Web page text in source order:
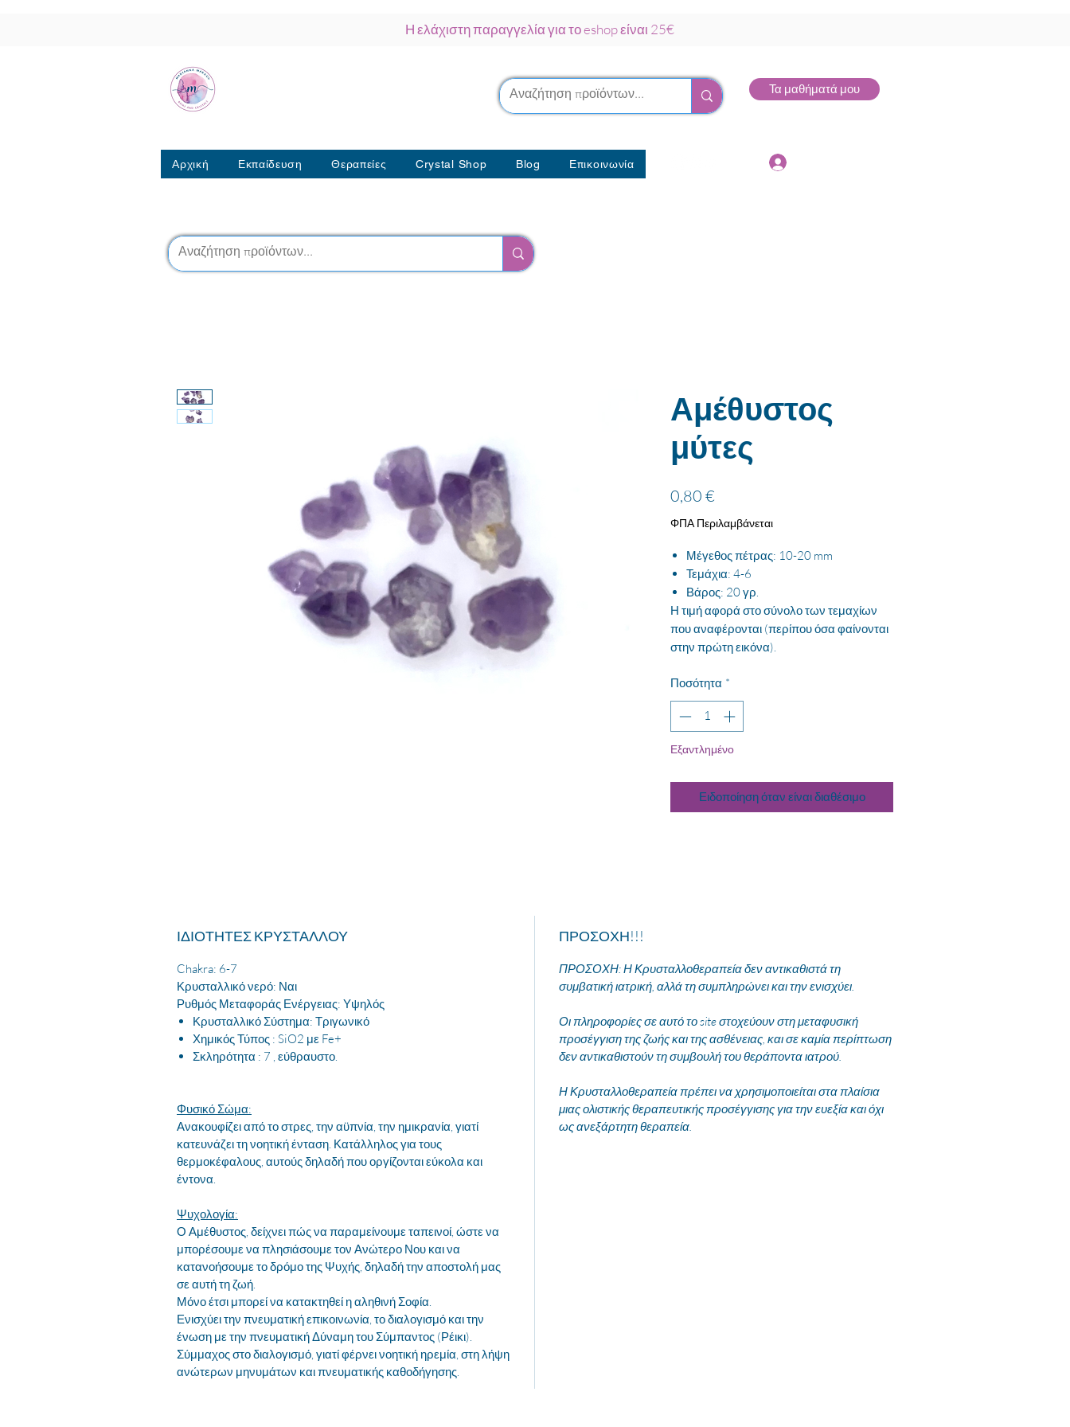
Η ελάχιστη παραγγελία για το eshop είναι 25€
Τα μαθήματά μου
Αρχική Εκπαίδευση Θεραπείες Crystal Shop Blog Επικοινωνία
Αμέθυστος
μύτες
0,80 €
ΦΠΑ Περιλαμβάνεται
Μέγεθος πέτρας: 10-20 mm
Τεμάχια: 4-6
Βάρος: 20 γρ.
Η τιμή αφορά στο σύνολο των τεμαχίων
που αναφέρονται (περίπου όσα φαίνονται
στην πρώτη εικόνα).
Ποσότητα *
Εξαντλημένο
Ειδοποίηση όταν είναι διαθέσιμο
ΙΔΙΟΤΗΤΕΣ ΚΡΥΣΤΑΛΛΟΥ
Chakra: 6-7
Κρυσταλλικό νερό: Ναι
Ρυθμός Μεταφοράς Ενέργειας: Υψηλός
Κρυσταλλικό Σύστημα: Τριγωνικό
Χημικός Τύπος : SiO2 με Fe+
Σκληρότητα : 7 , εύθραυστο.
Φυσικό Σώμα:
Ανακουφίζει από το στρες, την αϋπνία, την ημικρανία, γιατί
κατευνάζει τη νοητική ένταση. Κατάλληλος για τους
θερμοκέφαλους, αυτούς δηλαδή που οργίζονται εύκολα και
έντονα.
Ψυχολογία:
Ο Αμέθυστος, δείχνει πώς να παραμείνουμε ταπεινοί, ώστε να
μπορέσουμε να πλησιάσουμε τον Ανώτερο Νου και να
κατανοήσουμε το δρόμο της Ψυχής, δηλαδή την αποστολή μας
σε αυτή τη ζωή.
Μόνο έτσι μπορεί να κατακτηθεί η αληθινή Σοφία.
Ενισχύει την πνευματική επικοινωνία, το διαλογισμό και την
ένωση με την πνευματική Δύναμη του Σύμπαντος (Ρέικι).
Σύμμαχος στο διαλογισμό, γιατί φέρνει νοητική ηρεμία, στη λήψη
ανώτερων μηνυμάτων και πνευματικής καθοδήγησης.
ΠΡΟΣΟΧΗ!!!
ΠΡΟΣΟΧΗ: Η Κρυσταλλοθεραπεία δεν αντικαθιστά τη
συμβατική ιατρική, αλλά τη συμπληρώνει και την ενισχύει.
Οι πληροφορίες σε αυτό το site στοχεύουν στη μεταφυσική
προσέγγιση της ζωής και της ασθένειας, και σε καμία περίπτωση
δεν αντικαθιστούν τη συμβουλή του θεράποντα ιατρού.
Η Κρυσταλλοθεραπεία πρέπει να χρησιμοποιείται στα πλαίσια
μιας ολιστικής θεραπευτικής προσέγγισης για την ευεξία και όχι
ως ανεξάρτητη θεραπεία.